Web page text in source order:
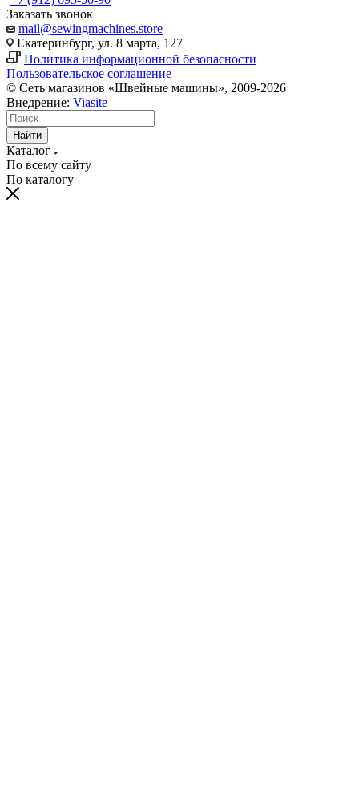
Заказать звонок
mail@sewingmachines.store
Екатеринбург, ул. 8 марта, 127
Политика информационной безопасности
Пользовательское соглашение
© Сеть магазинов «Швейные машины», 2009-2026
Внедрение: Viasite
Найти
Каталог
По всему сайту
По каталогу